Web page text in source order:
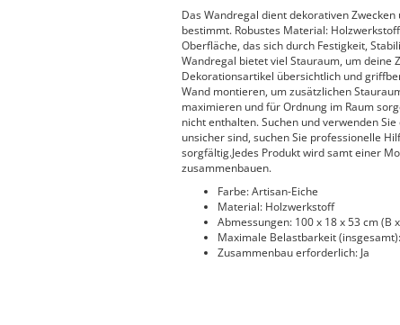
Das Wandregal dient dekorativen
bestimmt. Robustes Material:
Oberfläche, das sich durch Festigkeit,
Wandregal bietet viel Stauraum, um deine
Dekorationsartikel übersichtlich und
Wand montieren, um zusätzlichen
maximieren und für Ordnung im Raum
nicht enthalten. Suchen und verwenden
unsicher sind, suchen Sie professionelle
sorgfältig.Jedes Produkt wird samt einer
zusammenbauen.
Farbe: Artisan-Eiche
Material: Holzwerkstoff
Abmessungen: 100 x 18 x 53 cm (B
Maximale Belastbarkeit
Zusammenbau erforderlich: Ja